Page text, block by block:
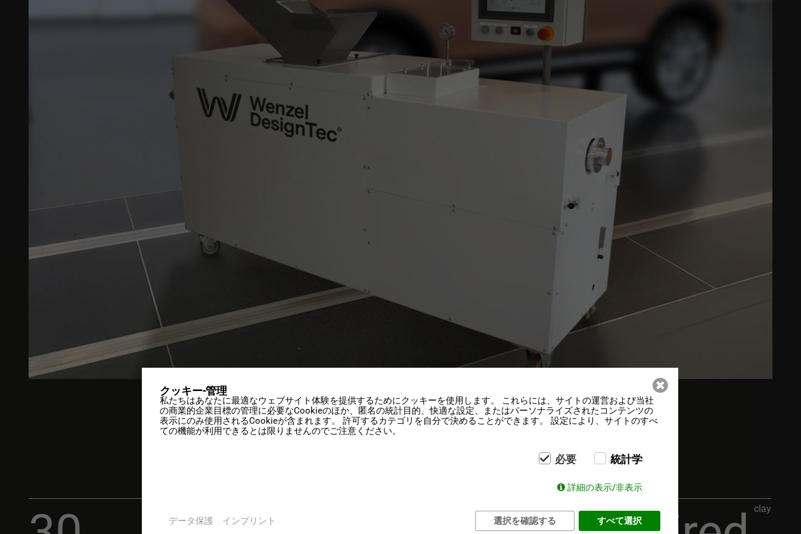
kg clay
クッキー-管理
私たちはあなたに最適なウェブサイト体験を提供するためにクッキーを使用します。 これらには、サイトの運営および当社
の商業的企業目標の管理に必要なCookieのほか、匿名の統計目的、快適な設定、またはパーソナライズされたコンテンツの
表示にのみ使用されるCookieが含まれます。 許可するカテゴリを自分で決めることができます。 設定により、サイトのすべ
ての機能が利用できるとは限りませんのでご注意ください。
必要 統計学
詳細の表示/非表示
選択を確認する すべて選択
データ保護 インプリント